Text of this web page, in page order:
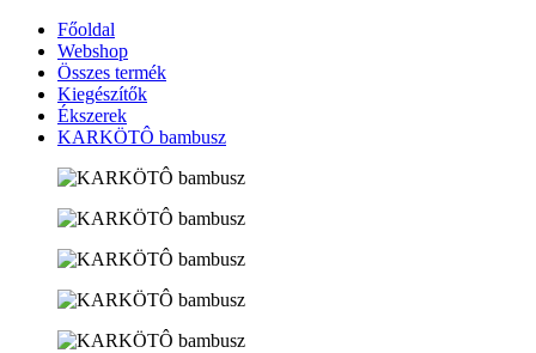
Főoldal
Webshop
Összes termék
Kiegészítők
Ékszerek
KARKÖTÔ bambusz